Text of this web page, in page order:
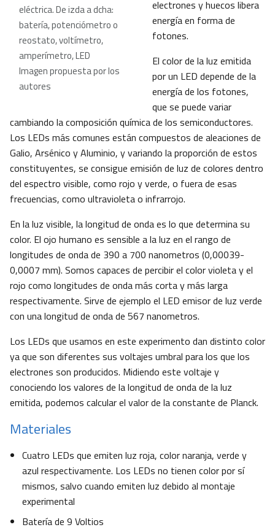
eléctrica. De izda a dcha:
batería, potenciómetro o
reostato, voltímetro,
amperímetro, LED
Imagen propuesta por los
autores
electrones y huecos libera
energía en forma de
fotones.
El color de la luz emitida
por un LED depende de la
energía de los fotones,
que se puede variar
cambiando la composición química de los semiconductores.
Los LEDs más comunes están compuestos de aleaciones de
Galio, Arsénico y Aluminio, y variando la proporción de estos
constituyentes, se consigue emisión de luz de colores dentro
del espectro visible, como rojo y verde, o fuera de esas
frecuencias, como ultravioleta o infrarrojo.
En la luz visible, la longitud de onda es lo que determina su
color. El ojo humano es sensible a la luz en el rango de
longitudes de onda de 390 a 700 nanometros (0,00039-
0,0007 mm). Somos capaces de percibir el color violeta y el
rojo como longitudes de onda más corta y más larga
respectivamente. Sirve de ejemplo el LED emisor de luz verde
con una longitud de onda de 567 nanometros.
Los LEDs que usamos en este experimento dan distinto color
ya que son diferentes sus voltajes umbral para los que los
electrones son producidos. Midiendo este voltaje y
conociendo los valores de la longitud de onda de la luz
emitida, podemos calcular el valor de la constante de Planck.
Materiales
Cuatro LEDs que emiten luz roja, color naranja, verde y
azul respectivamente. Los LEDs no tienen color por sí
mismos, salvo cuando emiten luz debido al montaje
experimental
Batería de 9 Voltios